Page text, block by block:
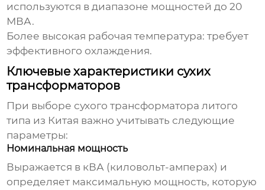
используются в диапазоне мощностей до 20
МВА.
Более высокая рабочая температура: требует
эффективного охлаждения.
Ключевые характеристики сухих
трансформаторов
При выборе сухого трансформатора литого
типа из Китая важно учитывать следующие
параметры:
Номинальная мощность
Выражается в кВА (киловольт-амперах) и
определяет максимальную мощность, которую